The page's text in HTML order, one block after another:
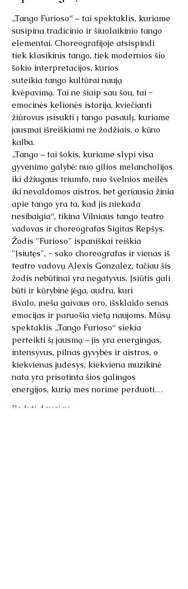
„Tango Furioso“ – tai spektaklis, kuriame
susipina tradicinio ir šiuolaikinio tango
elementai. Choreografijoje atsispindi
tiek klasikinis tango, tiek modernios šio
šokio interpretacijos, kurios
suteikia tango kultūrai naują
kvėpavimą. Tai ne šiaip sau šou, tai -
emocinės kelionės istorija, kviečianti
žiūrovus įsisukti į tango pasaulį, kuriame
jausmai išreiškiami ne žodžiais, o kūno
kalba.
„Tango – tai šokis, kuriame slypi visa
gyvenimo galybė: nuo gilios melancholijos
iki džiugaus triumfo, nuo švelnios meilės
iki nevaldomos aistros, bet geriausia žinia
apie tango yra ta, kad jis niekada
nesibaigia“, tikina Vilniaus tango teatro
vadovas ir choreografas Sigitas Repšys.
Žodis "Furioso" ispaniškai reiškia
"Įsiutęs", - sako choreografas ir vienas iš
teatro vadovų Alexis Gonzalez, tačiau šis
žodis nebūtinai yra negatyvus. Įsiūtis gali
būti ir kūrybinė jėga, audra, kuri
išvalo, įneša gaivaus oro, išsklaido senas
emocijas ir paruošia vietą naujoms. Mūsų
spektaklis „Tango Furioso“ siekia
perteikti šį jausmą – jis yra energingas,
intensyvus, pilnas gyvybės ir aistros, o
kiekvienas judesys, kiekviena muzikinė
nata yra prisotinta šios galingos
energijos, kurią mes norime perduoti…
Rodyti daugiau